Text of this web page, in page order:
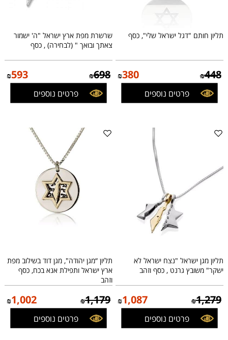
תליון חותם "דגל ישראל שלי", כסף
₪448
₪380
פרטים נוספים
שרשרת מפת ארץ ישראל "ה' ישמור
צאתך ובואך " (לבחירה) , כסף
₪698
₪593
פרטים נוספים
תליון מגן ישראל "נצח ישראל לא
ישקר" משובץ גרנט , כסף וזהב
₪1,279
₪1,087
פרטים נוספים
תליון “מגן יהודה", מגן דוד בשילוב מפת
ארץ ישראל ותפילת אנא בכח, כסף
וזהב
₪1,179
₪1,002
פרטים נוספים